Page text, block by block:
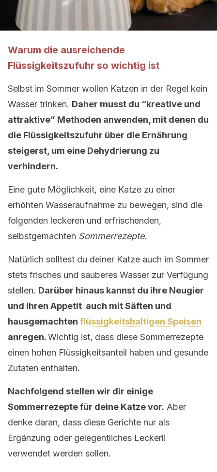
Warum die ausreichende
Flüssigkeitszufuhr so wichtig ist
Selbst im Sommer wollen Katzen in der Regel kein
Wasser trinken. Daher musst du “kreative und
attraktive” Methoden anwenden, mit denen du
die Flüssigkeitszufuhr über die Ernährung
steigerst, um eine Dehydrierung zu
verhindern.
Eine gute Möglichkeit, eine Katze zu einer
erhöhten Wasseraufnahme zu bewegen, sind die
folgenden leckeren und erfrischenden,
selbstgemachten Sommerrezepte.
Natürlich solltest du deiner Katze auch im Sommer
stets frisches und sauberes Wasser zur Verfügung
stellen. Darüber hinaus kannst du ihre Neugier
und ihren Appetit auch mit Säften und
hausgemachten flüssigkeitshaltigen Speisen
anregen.Wichtig ist, dass diese Sommerrezepte
einen hohen Flüssigkeitsanteil haben und gesunde
Zutaten enthalten.
Nachfolgend stellen wir dir einige
Sommerrezepte für deine Katze vor. Aber
denke daran, dass diese Gerichte nur als
Ergänzung oder gelegentliches Leckerli
verwendet werden sollen.